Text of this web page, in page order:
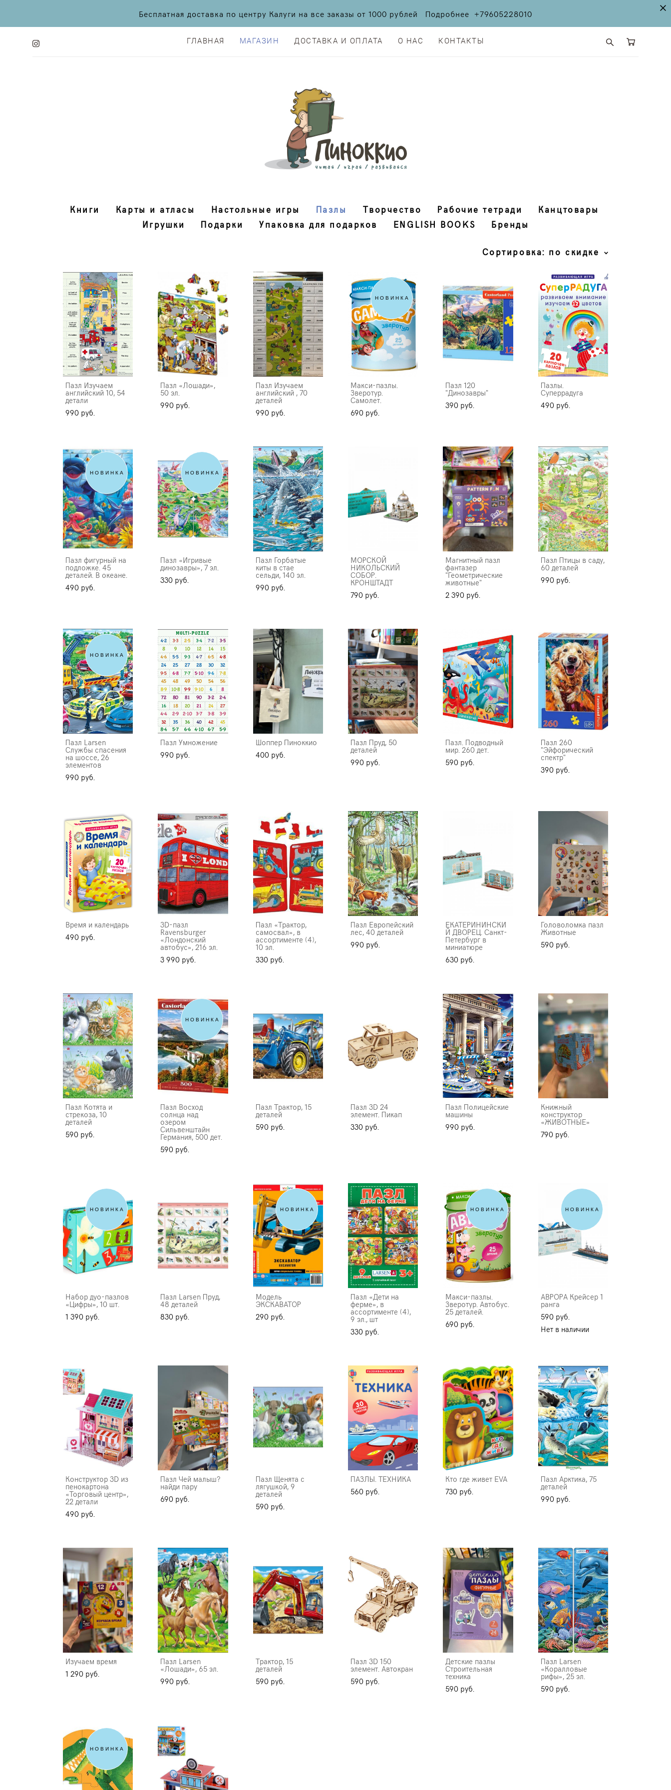
Бесплатная доставка по центру Калуги на все заказы от 1000 рублей Подробнее +79605228010
ГЛАВНАЯ МАГАЗИН ДОСТАВКА И ОПЛАТА О НАС КОНТАКТЫ
ГЛАВНАЯ МАГАЗИН ДОСТАВКА И ОПЛАТА О НАС КОНТАКТЫ
Книги Карты и атласы Настольные игры Пазлы Творчество Рабочие тетради
Канцтовары
Игрушки
Подарки Упаковка для подарков ENGLISH BOOKS Бренды
Сортировка: по скидке
Пазл Изучаем
английский 10, 54
детали
990 pуб.
Пазл «Лошади»,
50 эл.
990 pуб.
Пазл Изучаем
английский , 70
деталей
990 pуб.
НОВИНКА
Макси-пазлы.
Зверотур.
Самолет.
690 pуб.
Пазл 120
"Динозавры"
390 pуб.
Пазлы.
Суперрадуга
490 pуб.
НОВИНКА
Пазл фигурный на
подложке. 45
деталей. В океане.
490 pуб.
НОВИНКА
Пазл «Игривые
динозавры», 7 эл.
330 pуб.
Пазл Горбатые
киты в стае
сельди, 140 эл.
990 pуб.
МОРСКОЙ
НИКОЛЬСКИЙ
СОБОР.
КРОНШТАДТ
790 pуб.
Магнитный пазл
фантазер
"Геометрические
животные"
2 390 pуб.
Пазл Птицы в саду,
60 деталей
990 pуб.
НОВИНКА
Пазл Larsen
Службы спасения
на шоссе, 26
элементов
990 pуб.
Пазл Умножение
990 pуб.
Шоппер Пиноккио
400 pуб.
Пазл Пруд, 50
деталей
990 pуб.
Пазл. Подводный
мир. 260 дет.
590 pуб.
Пазл 260
"Эйфорический
спектр"
390 pуб.
Время и календарь
490 pуб.
3D-пазл
Ravensburger
«Лондонский
автобус», 216 эл.
3 990 pуб.
Пазл «Трактор,
самосвал», в
ассортименте (4),
10 эл.
330 pуб.
Пазл Европейский
лес, 40 деталей
990 pуб.
ЕКАТЕРИНИНСКИ
Й ДВОРЕЦ. Санкт-
Петербург в
миниатюре
630 pуб.
Головоломка пазл
Животные
590 pуб.
Пазл Котята и
стрекоза, 10
деталей
590 pуб.
НОВИНКА
Пазл Восход
солнца над
озером
Сильвенштайн
Германия, 500 дет.
590 pуб.
Пазл Трактор, 15
деталей
590 pуб.
Пазл 3D 24
элемент. Пикап
330 pуб.
Пазл Полицейские
машины
990 pуб.
Книжный
конструктор
«ЖИВОТНЫЕ»
790 pуб.
НОВИНКА
Набор дуо-пазлов
«Цифры», 10 шт.
1 390 pуб.
Пазл Larsen Пруд,
48 деталей
830 pуб.
НОВИНКА
Модель
ЭКСКАВАТОР
290 pуб.
Пазл «Дети на
ферме», в
ассортименте (4),
9 эл., шт
330 pуб.
НОВИНКА
Макси-пазлы.
Зверотур. Автобус.
25 деталей.
690 pуб.
НОВИНКА
АВРОРА Крейсер 1
ранга
590 pуб.
Нет в наличии
Конструктор 3D из
пенокартона
«Торговый центр»,
22 детали
490 pуб.
Пазл Чей малыш?
найди пару
690 pуб.
Пазл Щенята с
лягушкой, 9
деталей
590 pуб.
ПАЗЛЫ. ТЕХНИКА
560 pуб.
Кто где живет EVA
730 pуб.
Пазл Арктика, 75
деталей
990 pуб.
Изучаем время
1 290 pуб.
Пазл Larsen
«Лошади», 65 эл.
990 pуб.
Трактор, 15
деталей
590 pуб.
Пазл 3D 150
элемент. Автокран
590 pуб.
Детские пазлы
Строительная
техника
590 pуб.
Пазл Larsen
«Коралловые
рифы», 25 эл.
590 pуб.
НОВИНКА